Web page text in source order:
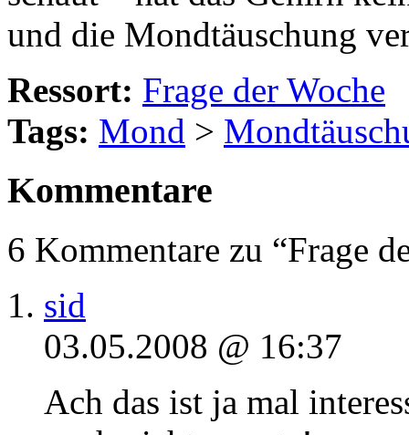
und die Mondtäuschung
Ressort: Frage der Woche
Tags: Mond >
Kommentare
6 Kommentare zu “Frage
sid
03.05.2008 @ 16:37
Ach das ist ja mal